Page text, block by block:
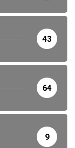
43
64
9